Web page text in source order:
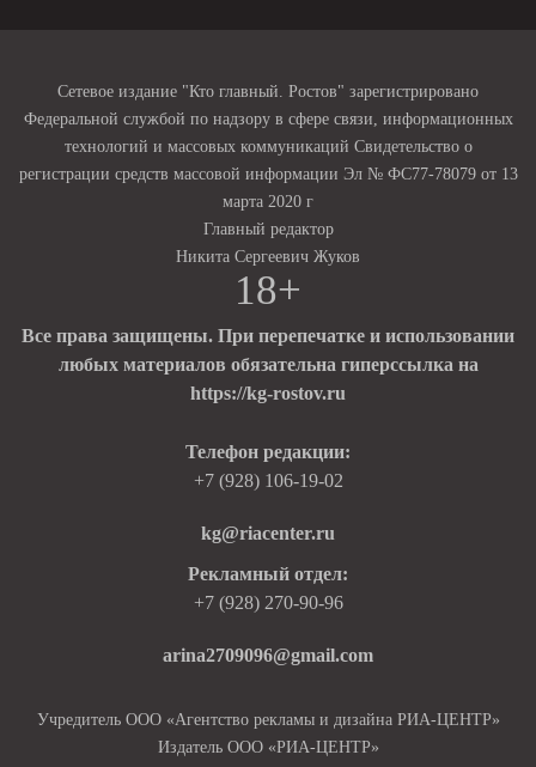
Сетевое издание "Кто главный. Ростов" зарегистрировано
Федеральной службой по надзору в сфере связи, информационных
технологий и массовых коммуникаций Свидетельство о
регистрации средств массовой информации Эл № ФС77-78079 от 13
марта 2020 г
Главный редактор
Никита Сергеевич Жуков
18+
Все права защищены. При перепечатке и использовании
любых материалов обязательна гиперссылка на
https://kg-rostov.ru
Телефон редакции:
+7 (928) 106-19-02
kg@riacenter.ru
Рекламный отдел:
+7 (928) 270-90-96
arina2709096@gmail.com
Учредитель ООО «Агентство рекламы и дизайна РИА-ЦЕНТР»
Издатель ООО «РИА-ЦЕНТР»